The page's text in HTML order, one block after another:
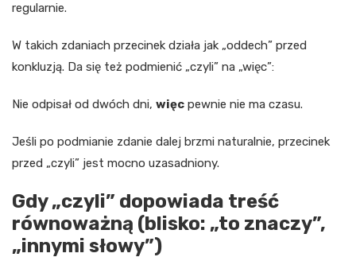
regularnie.
W takich zdaniach przecinek działa jak „oddech” przed
konkluzją. Da się też podmienić „czyli” na „więc”:
Nie odpisał od dwóch dni, więc pewnie nie ma czasu.
Jeśli po podmianie zdanie dalej brzmi naturalnie, przecinek
przed „czyli” jest mocno uzasadniony.
Gdy „czyli” dopowiada treść
równoważną (blisko: „to znaczy”,
„innymi słowy”)